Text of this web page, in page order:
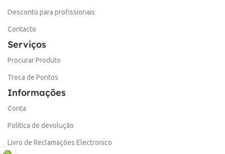
Desconto para profissionais
Contacto
Serviços
Procurar Produto
Troca de Pontos
Informações
Conta
Política de devolução
Livro de Reclamações Electronico